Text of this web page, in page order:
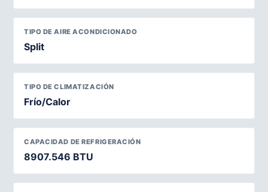
TIPO DE AIRE ACONDICIONADO
Split
TIPO DE CLIMATIZACIÓN
Frío/Calor
CAPACIDAD DE REFRIGERACIÓN
8907.546 BTU